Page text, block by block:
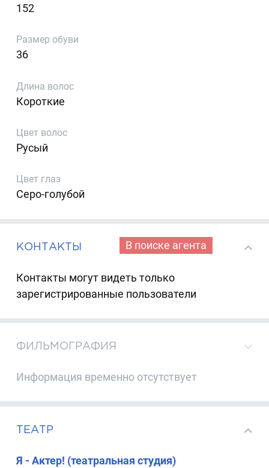
152
Размер обуви
36
Длина волос
Короткие
Цвет волос
Русый
Цвет глаз
Серо-голубой
КОНТАКТЫ В поиске агента
Контакты могут видеть только
зарегистрированные пользователи
ФИЛЬМОГРАФИЯ
Информация временно отсутствует
ТЕАТР
Я - Актер! (театральная студия)